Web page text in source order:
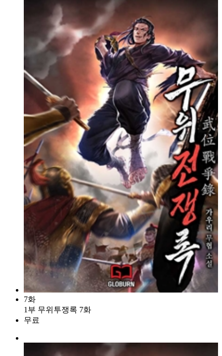
7화
1부 무위투쟁록 7화
무료